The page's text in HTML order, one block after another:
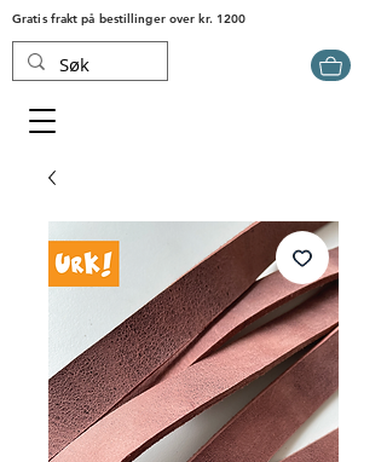
Gratis frakt på bestillinger over kr. 1200